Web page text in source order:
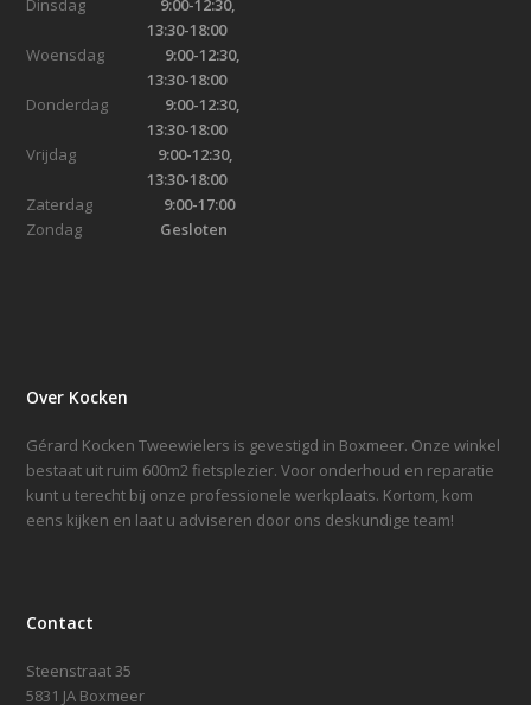
Dinsdag 9:00-12:30,
13:30-18:00
Woensdag
9:00-12:30,
13:30-18:00
Donderdag 9:00-12:30,
13:30-18:00
Vrijdag 9:00-12:30,
13:30-18:00
Zaterdag 9:00-17:00
Zondag Gesloten
Over Kocken
Gérard Kocken Tweewielers is gevestigd in Boxmeer. Onze winkel
bestaat uit ruim 600m2 fietsplezier. Voor onderhoud en reparatie
kunt u terecht bij onze professionele werkplaats. Kortom, kom
eens kijken en laat u adviseren door ons deskundige team!
Contact
Steenstraat 35
5831 JA Boxmeer